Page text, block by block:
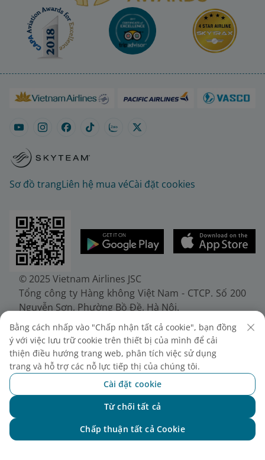
Sơ đồ trangLiên hệ mua véCài đặt cookies
© 2025 Vietnam Airlines JSC
Tổng công ty Hàng không Việt Nam - CTCP. Số 200
Nguyễn Sơn, Phường Bồ Đề, Hà Nội.
Điện thoại: (+84-24) 38272289. Fax: (+84-24)
38722375
Giấy chứng nhận đăng ký doanh nghiệp, mã số
doanh nghiệp 0100107518, đăng ký lần đầu ngày
30/6/2010, đăng ký thay đổi lần thứ 10 ngày
24/7/2025, cấp bởi Sở Tài chính Thành phố Hà Nội.
Bằng cách nhấp vào "Chấp nhận tất cả cookie", bạn đồng
ý với việc lưu trữ cookie trên thiết bị của mình để cải
thiện điều hướng trang web, phân tích việc sử dụng
trang và hỗ trợ các nỗ lực tiếp thị của chúng tôi.
Cài đặt cookie
Từ chối tất cả
Chấp thuận tất cả Cookie